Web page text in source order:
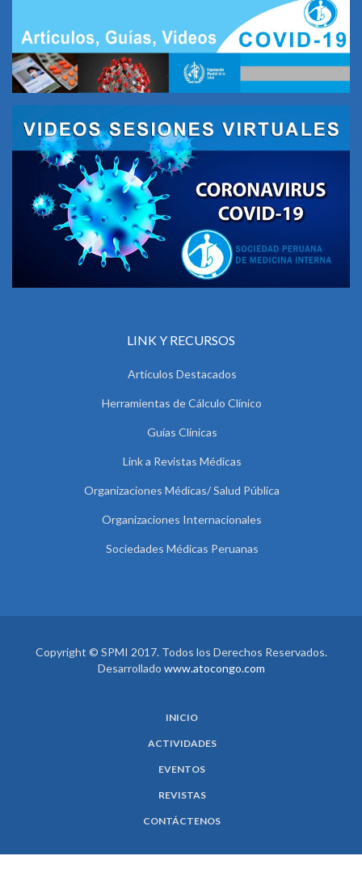
LINK Y RECURSOS
Artículos Destacados
Herramientas de Cálculo Clínico
Guías Clínicas
Link a Revistas Médicas
Organizaciones Médicas/ Salud Pública
Organizaciones Internacionales
Sociedades Médicas Peruanas
Copyright © SPMI 2017. Todos los Derechos Reservados.
Desarrollado www.atocongo.com
INICIO
ACTIVIDADES
EVENTOS
REVISTAS
CONTÁCTENOS